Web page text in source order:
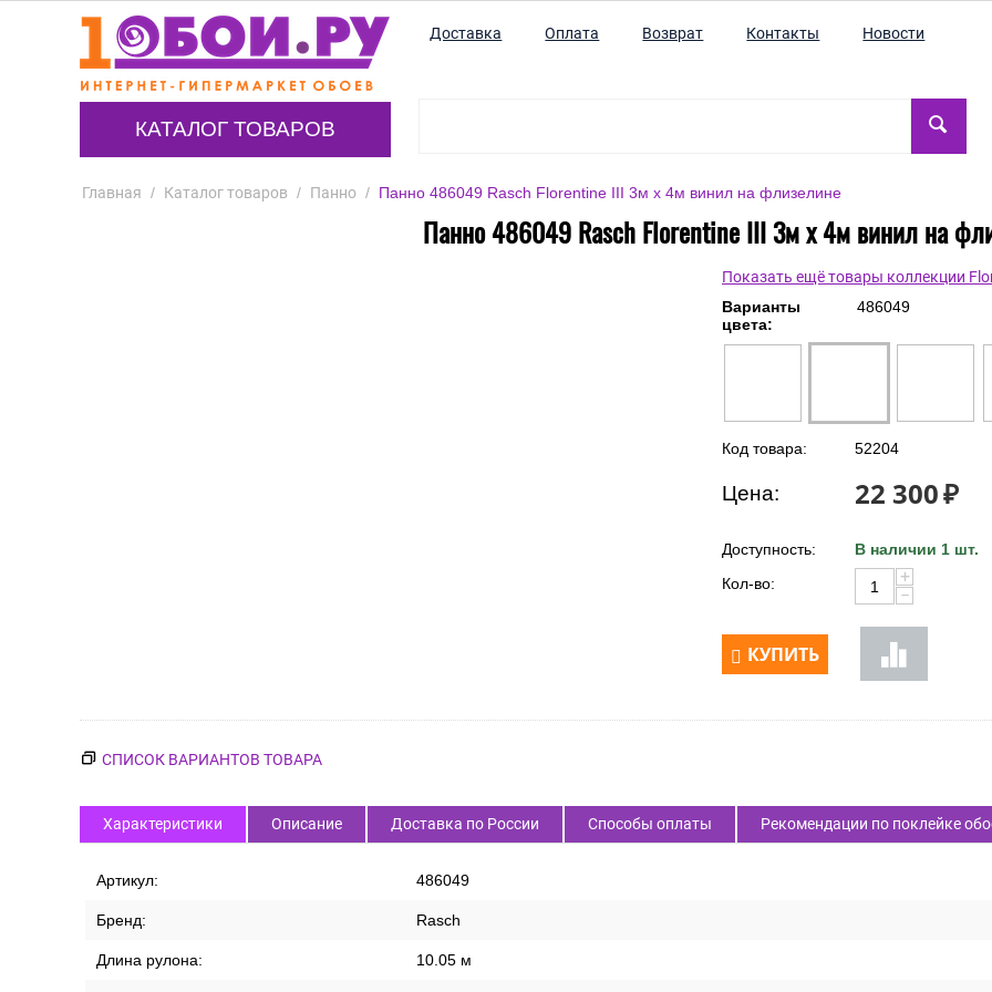
КАТАЛОГ ТОВАРОВ
Доставка Оплата Возврат Контакты Новости
Главная / Каталог товаров / Панно / Панно 486049 Rasch Florentine III 3м x 4м винил на флизелине
Панно 486049 Rasch Florentine III 3м x 4м винил на
Показать ещё товары коллекции
Варианты
цвета:
486049
Код товара: 52204
Цена: 22 300₽
Доступность:
В наличии 1 шт.
Кол-во:
+
−
КУПИТЬ
СПИСОК ВАРИАНТОВ ТОВАРА
Характеристики Описание Доставка по России Способы оплаты Рекомендации по поклейке
Артикул: 486049
Бренд: Rasch
Длина рулона: 10.05 м